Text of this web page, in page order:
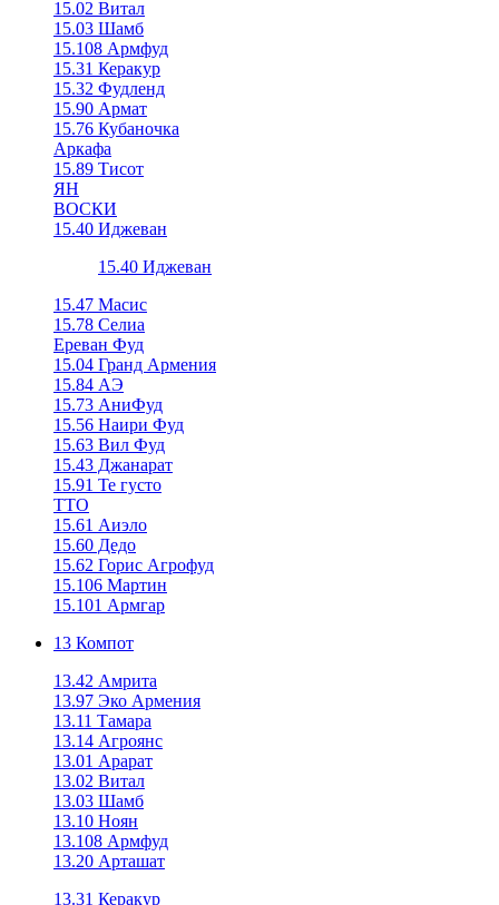
15.02 Витал
15.03 Шамб
15.108 Армфуд
15.31 Керакур
15.32 Фудленд
15.90 Армат
15.76 Кубаночка
Аркафа
15.89 Тисот
ЯН
ВОСКИ
15.40 Иджеван
15.40 Иджеван
15.47 Масис
15.78 Селиа
Ереван Фуд
15.04 Гранд Армения
15.84 АЭ
15.73 АниФуд
15.56 Наири Фуд
15.63 Вил Фуд
15.43 Джанарат
15.91 Те густо
ТТО
15.61 Аиэло
15.60 Дедо
15.62 Горис Агрофуд
15.106 Мартин
15.101 Армгар
13 Компот
13.42 Амрита
13.97 Эко Армения
13.11 Тамара
13.14 Агроянс
13.01 Арарат
13.02 Витал
13.03 Шамб
13.10 Ноян
13.108 Армфуд
13.20 Арташат
13.31 Керакур